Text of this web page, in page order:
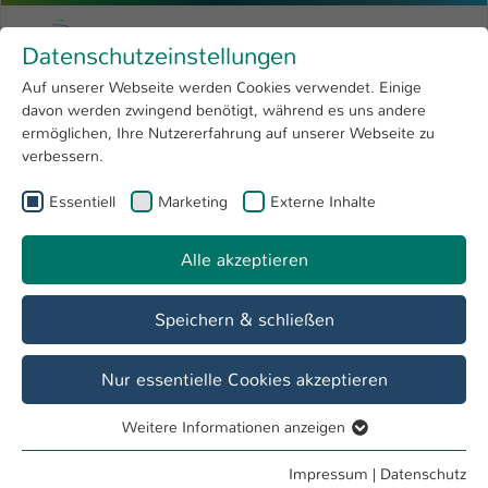
Menu
Forschung 4
Open submenu
Hochschule
International
Zum Hauptinhalt springen
Hochschule Kaiserslautern
Sie sind hier:
Menschen und Projekte
Datenschutzeinstellungen
Auf unserer Webseite werden Cookies verwendet. Einige
davon werden zwingend benötigt, während es uns andere
ermöglichen, Ihre Nutzererfahrung auf unserer Webseite zu
verbessern.
Essentiell Marketing Externe Inhalte
Alle akzeptieren
Speichern & schließen
Nur essentielle Cookies akzeptieren
Essentielle Cookies werden für grundlegende Funktionen
Weitere Informationen anzeigen
Impressum | Datenschutz